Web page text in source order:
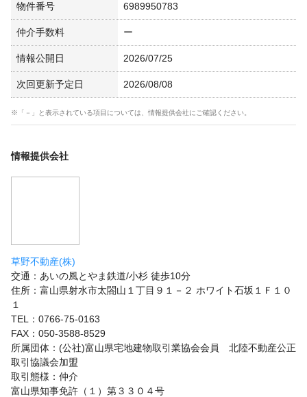
物件番号 6989950783
仲介手数料 ー
情報公開日 2026/07/25
次回更新予定日 2026/08/08
※「－」と表示されている項目については、情報提供会社にご確認ください。
情報提供会社
草野不動産(株)
交通：あいの風とやま鉄道/小杉 徒歩10分
住所：富山県射水市太閤山１丁目９１－２ ホワイト石坂１Ｆ１０
１
TEL：0766-75-0163
FAX：050-3588-8529
所属団体：(公社)富山県宅地建物取引業協会会員 北陸不動産公正
取引協議会加盟
取引態様：仲介
富山県知事免許（１）第３３０４号